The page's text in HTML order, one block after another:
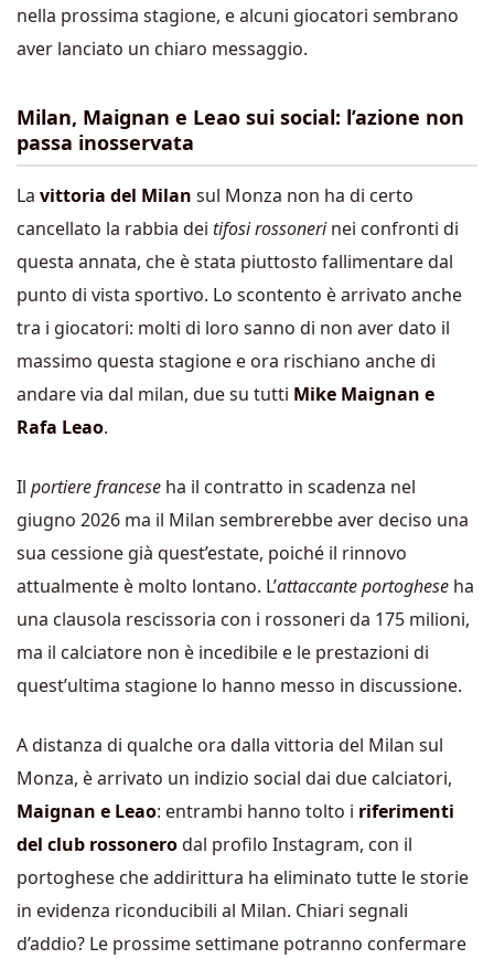
nella prossima stagione, e alcuni giocatori sembrano
aver lanciato un chiaro messaggio.
Milan, Maignan e Leao sui social: l’azione non
passa inosservata
La vittoria del Milan sul Monza non ha di certo
cancellato la rabbia dei tifosi rossonerinei confronti di
questa annata, che è stata piuttosto fallimentare dal
punto di vista sportivo. Lo scontento è arrivato anche
tra i giocatori: molti di loro sanno di non aver dato il
massimo questa stagione e ora rischiano anche di
andare via dal milan, due su tutti Mike Maignan e
Rafa Leao.
Il portiere francese ha il contratto in scadenza nel
giugno 2026 ma il Milan sembrerebbe aver deciso una
sua cessione già quest’estate, poiché il rinnovo
attualmente è molto lontano. L’attaccante portoghese ha
una clausola rescissoria con i rossoneri da 175 milioni,
ma il calciatore non è incedibile e le prestazioni di
quest’ultima stagione lo hanno messo in discussione.
A distanza di qualche ora dalla vittoria del Milan sul
Monza, è arrivato un indizio social dai due calciatori,
Maignan e Leao: entrambi hanno tolto i riferimenti
del club rossonerodal profilo Instagram, con il
portoghese che addirittura ha eliminato tutte le storie
in evidenza riconducibili al Milan. Chiari segnali
d’addio? Le prossime settimane potranno confermare